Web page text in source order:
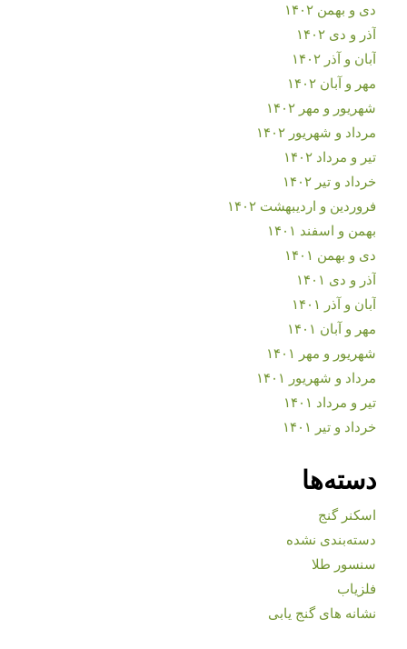
دی و بهمن ۱۴۰۲
آذر و دی ۱۴۰۲
آبان و آذر ۱۴۰۲
مهر و آبان ۱۴۰۲
شهریور و مهر ۱۴۰۲
مرداد و شهریور ۱۴۰۲
تیر و مرداد ۱۴۰۲
خرداد و تیر ۱۴۰۲
فروردین و اردیبهشت ۱۴۰۲
بهمن و اسفند ۱۴۰۱
دی و بهمن ۱۴۰۱
آذر و دی ۱۴۰۱
آبان و آذر ۱۴۰۱
مهر و آبان ۱۴۰۱
شهریور و مهر ۱۴۰۱
مرداد و شهریور ۱۴۰۱
تیر و مرداد ۱۴۰۱
خرداد و تیر ۱۴۰۱
دسته‌ها
اسکنر گنج
دسته‌بندی نشده
سنسور طلا
فلزیاب
نشانه های گنج یابی